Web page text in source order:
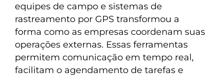
equipes de campo e sistemas de
rastreamento por GPS transformou a
forma como as empresas coordenam suas
operações externas. Essas ferramentas
permitem comunicação em tempo real,
facilitam o agendamento de tarefas e